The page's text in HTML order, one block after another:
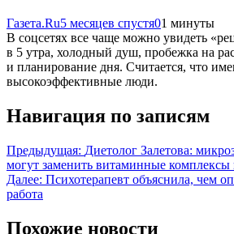
Газета.Ru5 месяцев спустя01 минуты
В соцсетях все чаще можно увидеть
в 5 утра, холодный душ, пробежка на
и планирование дня. Считается, что
высокоэффективные люди.
Навигация по записям
Предыдущая: Диетолог Залетова:
могут заменить витаминные комплексы
Далее: Психотерапевт объяснила, чем
работа
Похожие новости